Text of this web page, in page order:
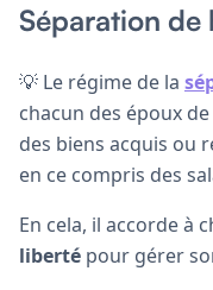
Séparation de
💡 Le régime de la
chacun des époux
des biens acquis ou
en ce compris des
En cela, il accorde à
liberté pour gérer